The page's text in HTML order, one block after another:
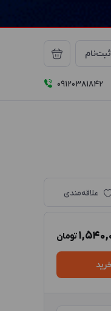
09120381842
علاقه‌مندی
تومان